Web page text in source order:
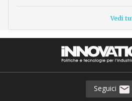
Vedi
Seguici